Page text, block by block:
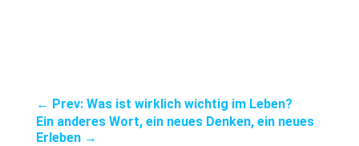
← Prev: Was ist wirklich wichtig im Leben?
Ein anderes Wort, ein neues Denken, ein neues
Erleben→